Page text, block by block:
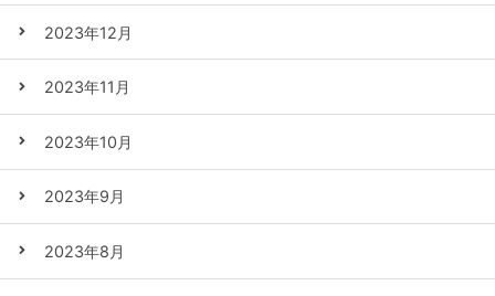
2023年12月
2023年11月
2023年10月
2023年9月
2023年8月